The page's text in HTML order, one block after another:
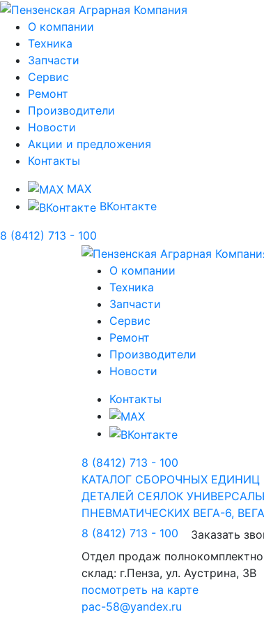
О компании
Техника
Запчасти
Сервис
Ремонт
Производители
Новости
Акции и предложения
Контакты
MAX
ВКонтакте
8 (8412) 713 - 100
О компании
Техника
Запчасти
Сервис
Ремонт
Производители
Новости
Контакты
8 (8412) 713 - 100
КАТАЛОГ СБОРОЧНЫХ ЕДИНИЦ
ДЕТАЛЕЙ СЕЯЛОК
ПНЕВМАТИЧЕСКИХ ВЕГА-6,
8 (8412) 713 - 100
Заказать
Отдел продаж
склад: г.Пенза, ул. Аустрина, 3В
посмотреть на карте
pac-58@yandex.ru